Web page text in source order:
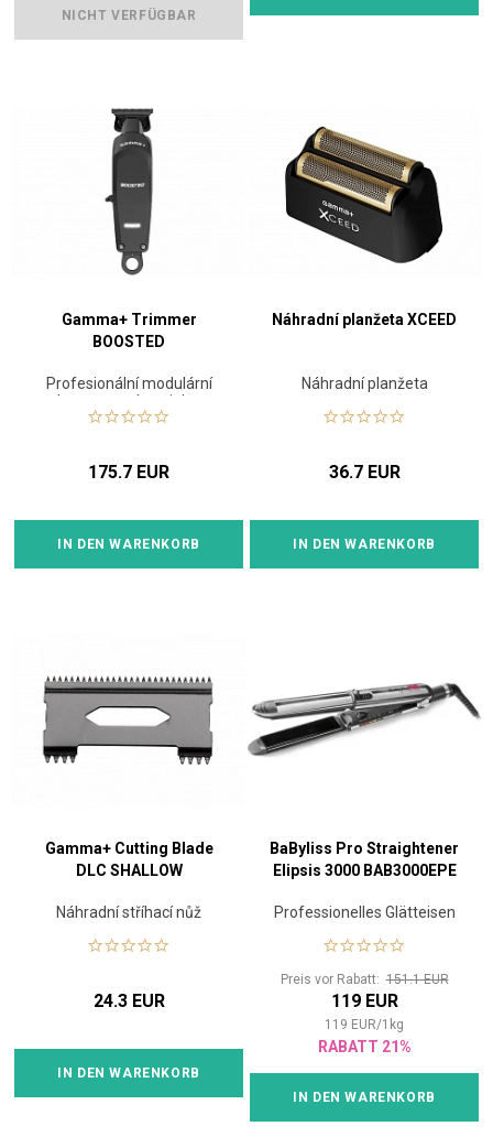
NICHT VERFÜGBAR
Gamma+ Trimmer
BOOSTED
Profesionální modulární
konturovací strojek s
výkonným rotačním
175.7 EUR
IN DEN WARENKORB
Náhradní planžeta XCEED
Náhradní planžeta
36.7 EUR
IN DEN WARENKORB
Gamma+ Cutting Blade
DLC SHALLOW
Náhradní stříhací nůž
24.3 EUR
IN DEN WARENKORB
BaByliss Pro Straightener
Elipsis 3000 BAB3000EPE
Professionelles Glätteisen
Preis vor Rabatt:151.1 EUR
119 EUR
119 EUR/1 kg
RABATT 21%
IN DEN WARENKORB